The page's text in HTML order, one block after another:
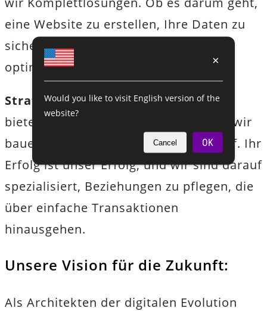
eine Website zu erstellen, Ihre Daten zu
sichern oder Ihre Online-Präsenz zu
optimieren, wir haben alles im Griff.
Strategische Partnerschaften:Wir
bieten nicht nur Dienstleistungen an; wir
bauen dauerhafte Partnerschaften auf. Ihr
Erfolg ist unser Erfolg, und wir sind darauf
spezialisiert, Beziehungen zu pflegen, die
über einfache Transaktionen
hinausgehen.
Unsere Vision für die Zukunft:
Als Architekten der digitalen Evolution
×
Would you like to visit English version of the
website?
Cancel OK